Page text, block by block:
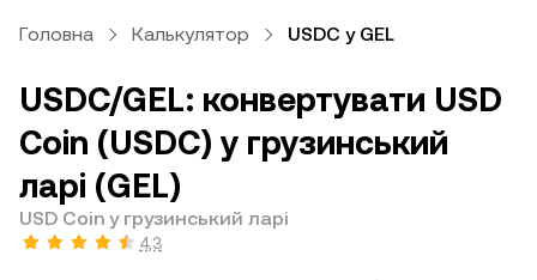
Головна Калькулятор USDC у GEL
USDC/GEL: конвертувати USD
Coin (USDC) у грузинський
ларі (GEL)
USD Coin у грузинський ларі
4,3